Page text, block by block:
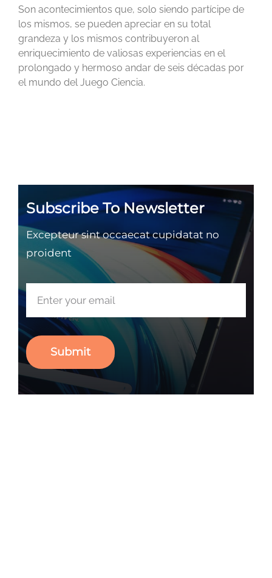
Son acontecimientos que, solo siendo partícipe de
los mismos, se pueden apreciar en su total
grandeza y los mismos contribuyeron al
enriquecimiento de valiosas experiencias en el
prolongado y hermoso andar de seis décadas por
el mundo del Juego Ciencia.
Subscribe To Newsletter
Excepteur sint occaecat cupidatat no
proident
Submit